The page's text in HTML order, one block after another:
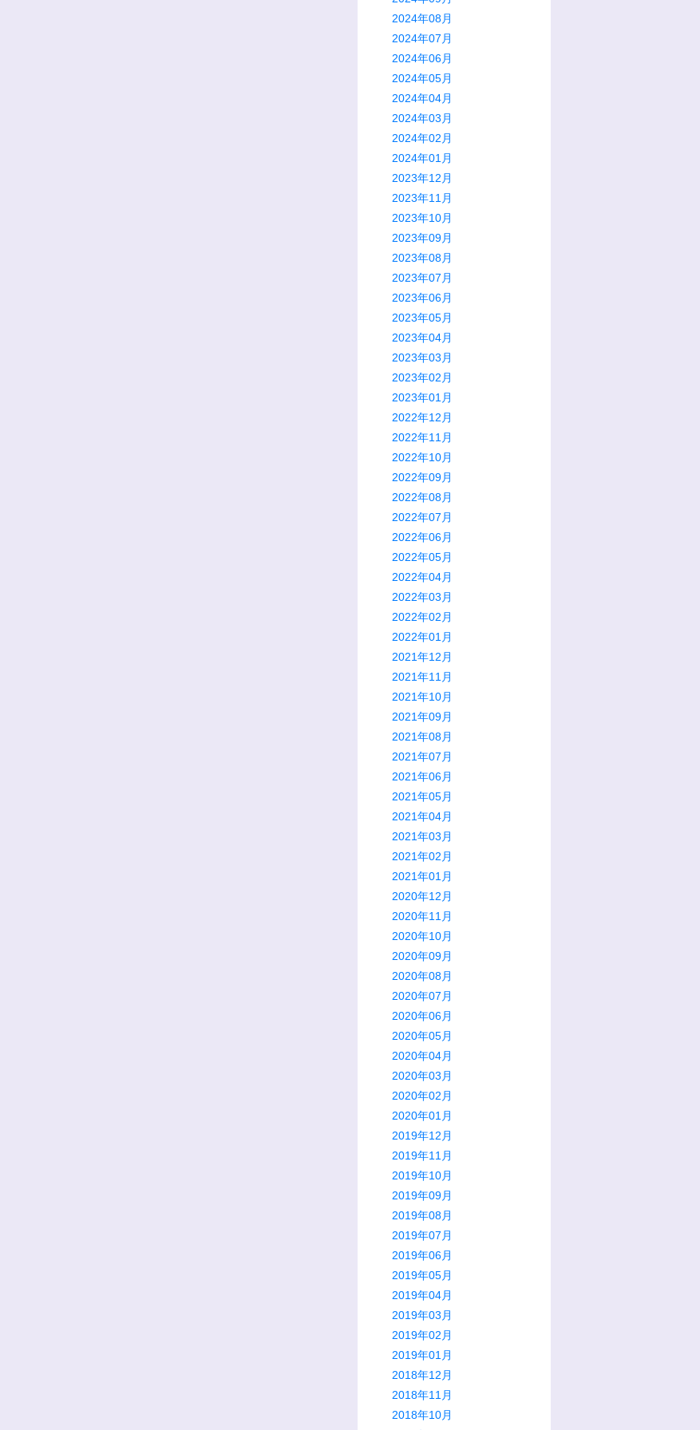
2024年08月
2024年07月
2024年06月
2024年05月
2024年04月
2024年03月
2024年02月
2024年01月
2023年12月
2023年11月
2023年10月
2023年09月
2023年08月
2023年07月
2023年06月
2023年05月
2023年04月
2023年03月
2023年02月
2023年01月
2022年12月
2022年11月
2022年10月
2022年09月
2022年08月
2022年07月
2022年06月
2022年05月
2022年04月
2022年03月
2022年02月
2022年01月
2021年12月
2021年11月
2021年10月
2021年09月
2021年08月
2021年07月
2021年06月
2021年05月
2021年04月
2021年03月
2021年02月
2021年01月
2020年12月
2020年11月
2020年10月
2020年09月
2020年08月
2020年07月
2020年06月
2020年05月
2020年04月
2020年03月
2020年02月
2020年01月
2019年12月
2019年11月
2019年10月
2019年09月
2019年08月
2019年07月
2019年06月
2019年05月
2019年04月
2019年03月
2019年02月
2019年01月
2018年12月
2018年11月
2018年10月